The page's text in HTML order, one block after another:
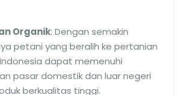
Organik: Dengan semakin
petani yang beralih ke pertanian
dapat memenuhi
pasar domestik dan luar negeri
berkualitas tinggi.